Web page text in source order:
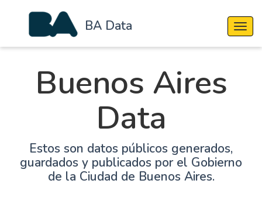
BA Data
Buenos Aires
Data
Estos son datos públicos generados,
guardados y publicados por el Gobierno
de la Ciudad de Buenos Aires.